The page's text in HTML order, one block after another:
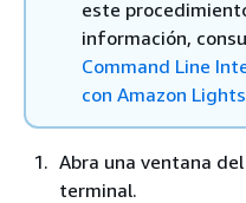
este
información,
Command Line
con Amazon
Abra una ventana
terminal.